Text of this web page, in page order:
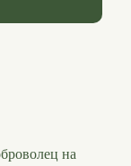
на